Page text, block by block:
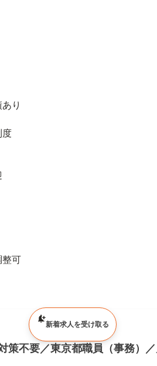
り
度
整可
策不要／東京都職員（事務）
新着求人を受け取る